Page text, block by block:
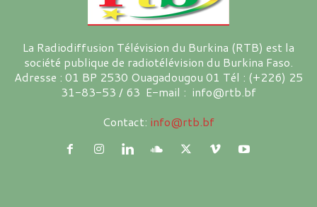
La Radiodiffusion Télévision du Burkina (RTB) est la
société publique de radiotélévision du Burkina Faso.
Adresse : 01 BP 2530 Ouagadougou 01 Tél : (+226) 25
31-83-53 / 63 E-mail : info@rtb.bf
Contact: info@rtb.bf